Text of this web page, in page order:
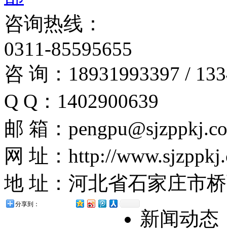
咨询热线：
0311-85595655
咨 询：18931993397 /
Q Q：1402900639
邮 箱：
网 址：http://
地 址：河北省石家庄市
分享到：
新闻动态